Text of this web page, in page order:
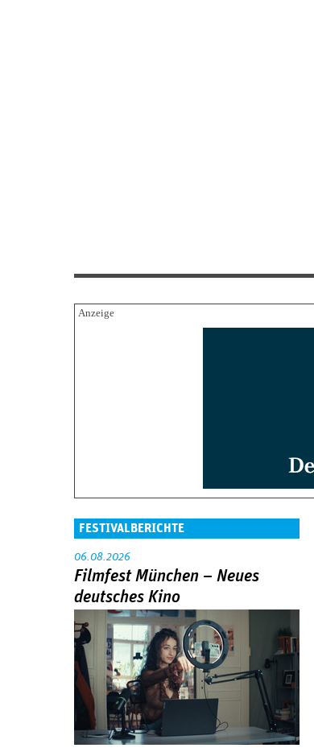
FESTIVALBERICHTE
06.08.2026
Filmfest München – Neues
deutsches Kino